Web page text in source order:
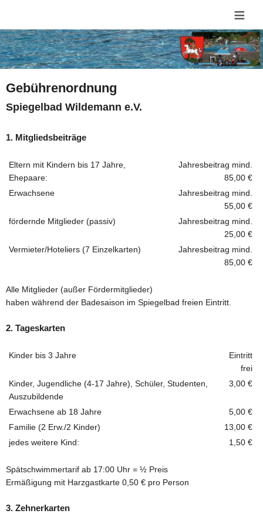
≡
Gebührenordnung
Spiegelbad Wildemann e.V.
1. Mitgliedsbeiträge
Eltern mit Kindern bis 17 Jahre,
Ehepaare:
Jahresbeitrag mind.
85,00 €
Erwachsene
Jahresbeitrag mind.
55,00 €
fördernde Mitglieder (passiv)
Jahresbeitrag mind.
25,00 €
Vermieter/Hoteliers (7 Einzelkarten)
Jahresbeitrag mind.
85,00 €
Alle Mitglieder (außer Fördermitglieder)
haben während der Badesaison im Spiegelbad freien Eintritt.
2. Tageskarten
Kinder bis 3 Jahre
Eintritt
frei
Kinder, Jugendliche (4-17 Jahre), Schüler, Studenten,
Auszubildende
3,00 €
Erwachsene ab 18 Jahre
5,00 €
Familie (2 Erw./2 Kinder)
13,00 €
jedes weitere Kind:
1,50 €
Spätschwimmertarif ab 17:00 Uhr = ½ Preis
Ermäßigung mit Harzgastkarte 0,50 € pro Person
3. Zehnerkarten